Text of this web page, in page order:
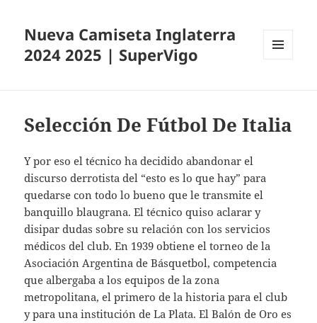
Nueva Camiseta Inglaterra
2024 2025 | SuperVigo
Selección De Fútbol De Italia
Y por eso el técnico ha decidido abandonar el
discurso derrotista del “esto es lo que hay” para
quedarse con todo lo bueno que le transmite el
banquillo blaugrana. El técnico quiso aclarar y
disipar dudas sobre su relación con los servicios
médicos del club. En 1939 obtiene el torneo de la
Asociación Argentina de Básquetbol, competencia
que albergaba a los equipos de la zona
metropolitana, el primero de la historia para el club
y para una institución de La Plata. El Balón de Oro es